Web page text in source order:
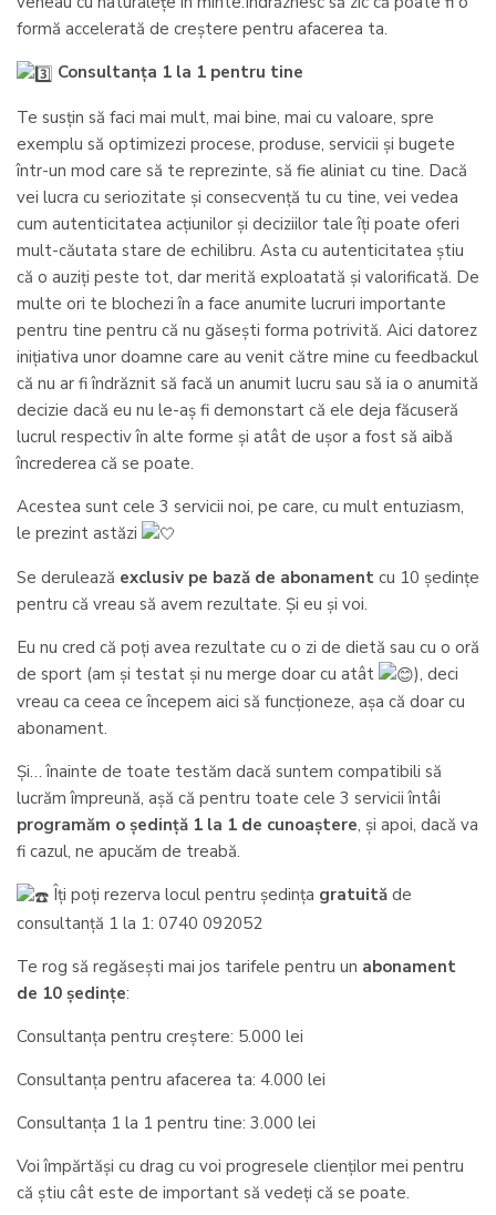
formă accelerată de creștere pentru afacerea ta.
Consultanța 1 la 1 pentru tine
Te susțin să faci mai mult, mai bine, mai cu valoare, spre
exemplu să optimizezi procese, produse, servicii și bugete
într-un mod care să te reprezinte, să fie aliniat cu tine. Dacă
vei lucra cu seriozitate și consecvență tu cu tine, vei vedea
cum autenticitatea acțiunilor și deciziilor tale îți poate oferi
mult-căutata stare de echilibru. Asta cu autenticitatea știu
că o auziți peste tot, dar merită exploatată și valorificată. De
multe ori te blochezi în a face anumite lucruri importante
pentru tine pentru că nu găsești forma potrivită. Aici datorez
inițiativa unor doamne care au venit către mine cu feedbackul
că nu ar fi îndrăznit să facă un anumit lucru sau să ia o anumită
decizie dacă eu nu le-aș fi demonstart că ele deja făcuseră
lucrul respectiv în alte forme și atât de ușor a fost să aibă
încrederea că se poate.
Acestea sunt cele 3 servicii noi, pe care, cu mult entuziasm,
le prezint astăzi
Se derulează exclusiv pe bază de abonament cu 10 ședințe
pentru că vreau să avem rezultate. Și eu și voi.
Eu nu cred că poți avea rezultate cu o zi de dietă sau cu o oră
de sport (am și testat și nu merge doar cu atât
), deci
vreau ca ceea ce începem aici să funcționeze, așa că doar cu
abonament.
Și… înainte de toate testăm dacă suntem compatibili să
lucrăm împreună, așă că pentru toate cele 3 servicii întâi
programăm o ședință 1 la 1 de cunoaștere, și apoi, dacă va
fi cazul, ne apucăm de treabă.
Îți poți rezerva locul pentru ședința gratuită de
consultanță 1 la 1: 0740 092052
Te rog să regăsești mai jos tarifele pentru un abonament
de 10 ședințe:
Consultanța pentru creștere: 5.000 lei
Consultanța pentru afacerea ta: 4.000 lei
Consultanța 1 la 1 pentru tine: 3.000 lei
Voi împărtăși cu drag cu voi progresele clienților mei pentru
că știu cât este de important să vedeți că se poate.